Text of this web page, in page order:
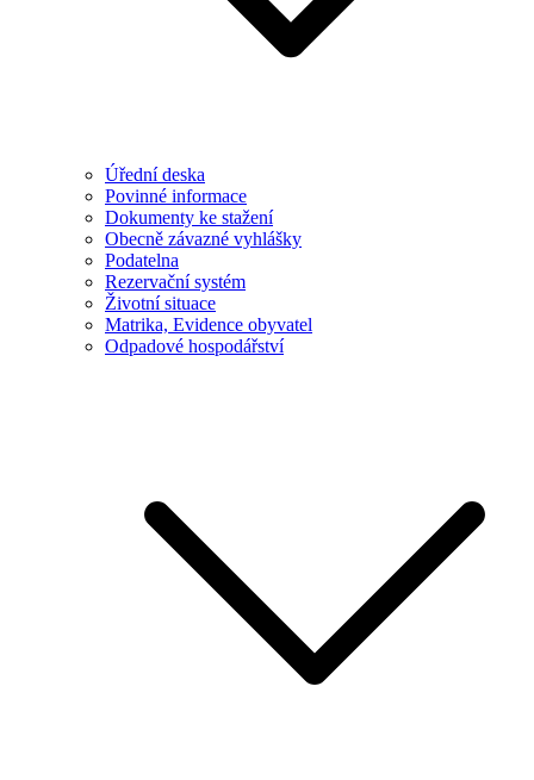
Úřední deska
Povinné informace
Dokumenty ke stažení
Obecně závazné vyhlášky
Podatelna
Rezervační systém
Životní situace
Matrika, Evidence obyvatel
Odpadové hospodářství